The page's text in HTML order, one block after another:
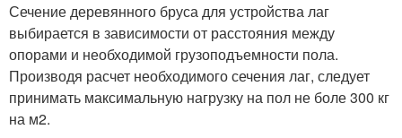
Сечение деревянного бруса для устройства лаг
выбирается в зависимости от расстояния между
опорами и необходимой грузоподъемности пола.
Производя расчет необходимого сечения лаг, следует
принимать максимальную нагрузку на пол не боле 300 кг
на м2.